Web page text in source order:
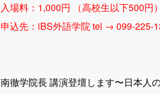
入場料：1,000円 （高校生以下500円）
申込先：iBS外語学院 tel → 099-225-
南徹学院長 講演登壇します〜日本人